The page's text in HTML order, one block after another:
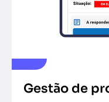
Gestão de